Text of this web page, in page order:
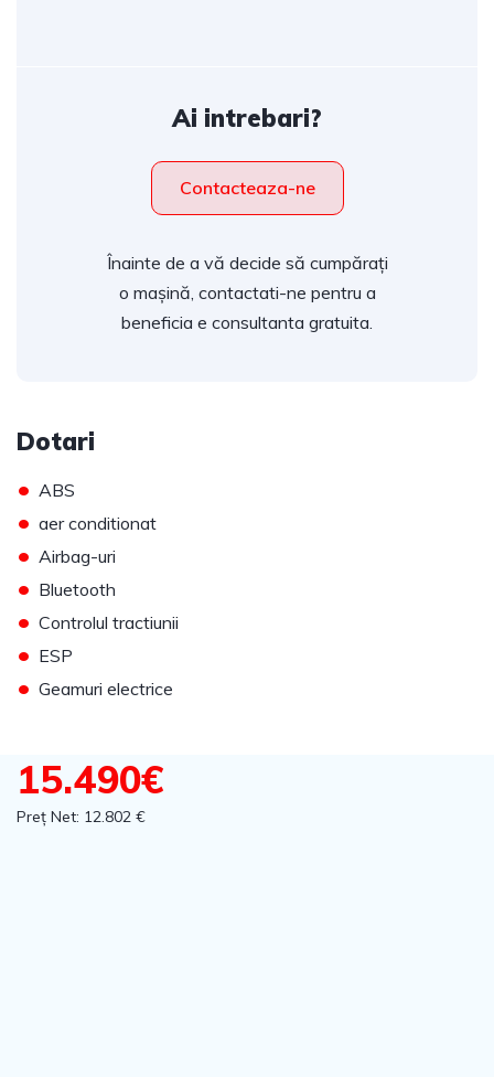
Ai intrebari?
Contacteaza-ne
Înainte de a vă decide să cumpărați
o mașină, contactati-ne pentru a
beneficia e consultanta gratuita.
Dotari
• ABS
• aer conditionat
• Airbag-uri
• Bluetooth
• Controlul tractiunii
• ESP
• Geamuri electrice
15.490€
Preț Net: 12.802 €